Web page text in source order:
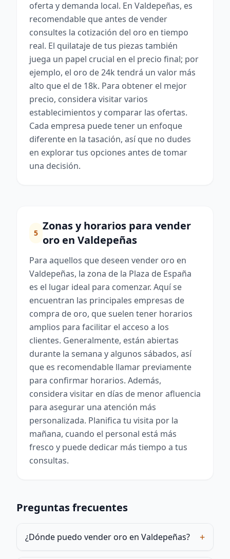
oferta y demanda local. En Valdepeñas, es
recomendable que antes de vender
consultes la cotización del oro en tiempo
real. El quilataje de tus piezas también
juega un papel crucial en el precio final; por
ejemplo, el oro de 24k tendrá un valor más
alto que el de 18k. Para obtener el mejor
precio, considera visitar varios
establecimientos y comparar las ofertas.
Cada empresa puede tener un enfoque
diferente en la tasación, así que no dudes
en explorar tus opciones antes de tomar
una decisión.
5
Zonas y horarios para vender
oro en Valdepeñas
Para aquellos que deseen vender oro en
Valdepeñas, la zona de la Plaza de España
es el lugar ideal para comenzar. Aquí se
encuentran las principales empresas de
compra de oro, que suelen tener horarios
amplios para facilitar el acceso a los
clientes. Generalmente, están abiertas
durante la semana y algunos sábados, así
que es recomendable llamar previamente
para confirmar horarios. Además,
considera visitar en días de menor afluencia
para asegurar una atención más
personalizada. Planifica tu visita por la
mañana, cuando el personal está más
fresco y puede dedicar más tiempo a tus
consultas.
Preguntas frecuentes
¿Dónde puedo vender oro en Valdepeñas? +